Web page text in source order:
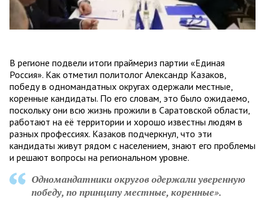
В регионе подвели итоги праймериз партии «Единая
Россия». Как отметил политолог Александр Казаков,
победу в одномандатных округах одержали местные,
коренные кандидаты. По его словам, это было ожидаемо,
поскольку они всю жизнь прожили в Саратовской области,
работают на её территории и хорошо известны людям в
разных профессиях. Казаков подчеркнул, что эти
кандидаты живут рядом с населением, знают его проблемы
и решают вопросы на региональном уровне.
Одномандатники округов одержали уверенную
победу, по принципу местные, коренные».